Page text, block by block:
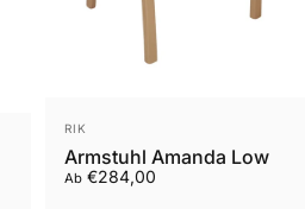
Anbieter:
RIK
Armstuhl Amanda Low
Ab €284,00